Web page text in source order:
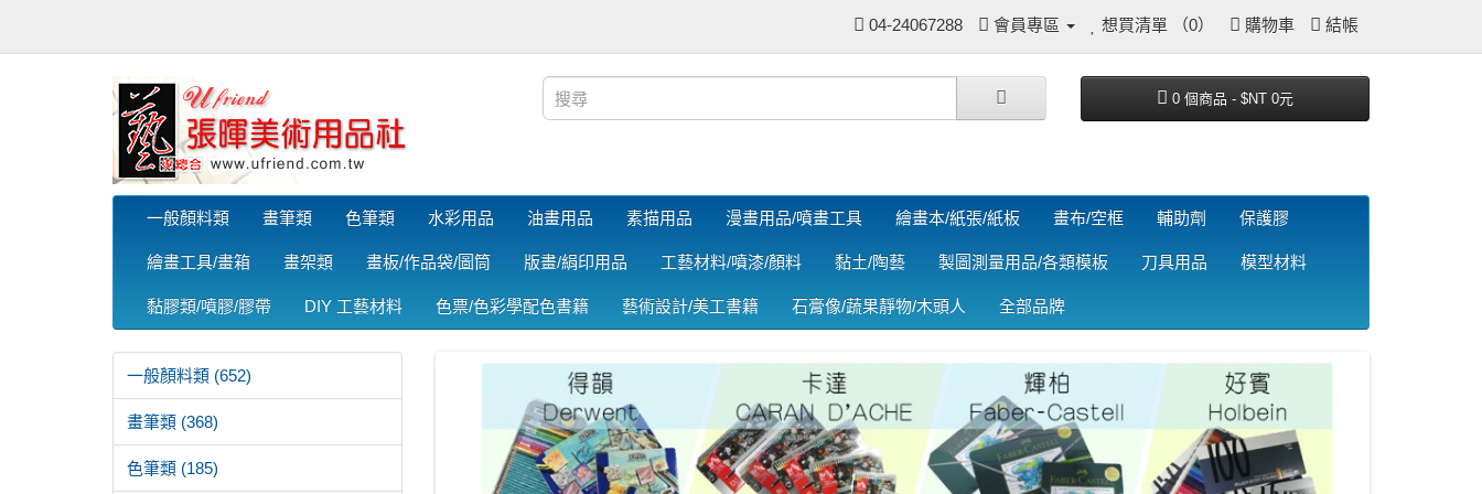
04-24067288 會員專區 想買清單 （0） 購物車 結帳
0 個商品 - $NT 0元
一般顏料類 畫筆類 色筆類 水彩用品 油畫用品 素描用品 漫畫用品/噴畫工具 繪畫本/紙張/紙板 畫布/空框 輔助劑 保護膠
繪畫工具/畫箱 畫架類 畫板/作品袋/圖筒 版畫/絹印用品 工藝材料/噴漆/顏料 黏土/陶藝 製圖測量用品/各類模板 刀具用品 模型材料
黏膠類/噴膠/膠帶 DIY 工藝材料 色票/色彩學配色書籍 藝術設計/美工書籍 石膏像/蔬果靜物/木頭人 全部品牌
一般顏料類 (652)
畫筆類 (368)
色筆類 (185)